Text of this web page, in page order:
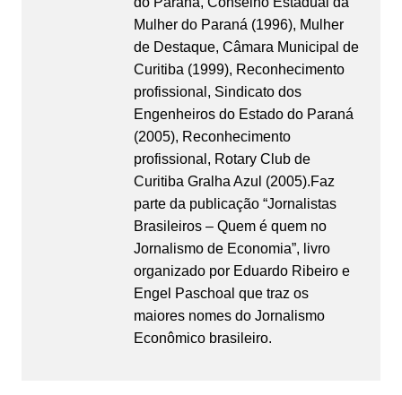
Mulher do Paraná (1996), Mulher
de Destaque, Câmara Municipal de
Curitiba (1999), Reconhecimento
profissional, Sindicato dos
Engenheiros do Estado do Paraná
(2005), Reconhecimento
profissional, Rotary Club de
Curitiba Gralha Azul (2005).Faz
parte da publicação “Jornalistas
Brasileiros – Quem é quem no
Jornalismo de Economia”, livro
organizado por Eduardo Ribeiro e
Engel Paschoal que traz os
maiores nomes do Jornalismo
Econômico brasileiro.